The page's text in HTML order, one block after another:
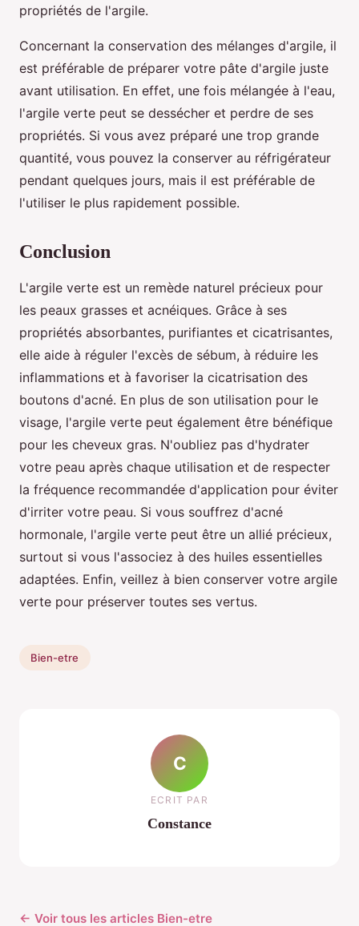
propriétés de l'argile.
Concernant la conservation des mélanges d'argile, il
est préférable de préparer votre pâte d'argile juste
avant utilisation. En effet, une fois mélangée à l'eau,
l'argile verte peut se dessécher et perdre de ses
propriétés. Si vous avez préparé une trop grande
quantité, vous pouvez la conserver au réfrigérateur
pendant quelques jours, mais il est préférable de
l'utiliser le plus rapidement possible.
Conclusion
L'argile verte est un remède naturel précieux pour
les peaux grasses et acnéiques. Grâce à ses
propriétés absorbantes, purifiantes et cicatrisantes,
elle aide à réguler l'excès de sébum, à réduire les
inflammations et à favoriser la cicatrisation des
boutons d'acné. En plus de son utilisation pour le
visage, l'argile verte peut également être bénéfique
pour les cheveux gras. N'oubliez pas d'hydrater
votre peau après chaque utilisation et de respecter
la fréquence recommandée d'application pour éviter
d'irriter votre peau. Si vous souffrez d'acné
hormonale, l'argile verte peut être un allié précieux,
surtout si vous l'associez à des huiles essentielles
adaptées. Enfin, veillez à bien conserver votre argile
verte pour préserver toutes ses vertus.
Bien-etre
C
ECRIT PAR
Constance
← Voir tous les articles Bien-etre